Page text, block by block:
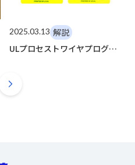
2025.03.13 解説
ULプロセストワイヤプログラ